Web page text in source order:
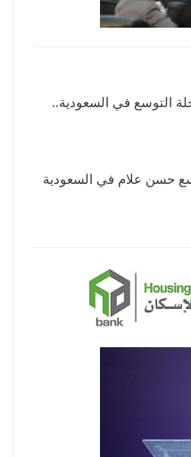
التوسع في السعودية..
توسع حسن علام في السعودية